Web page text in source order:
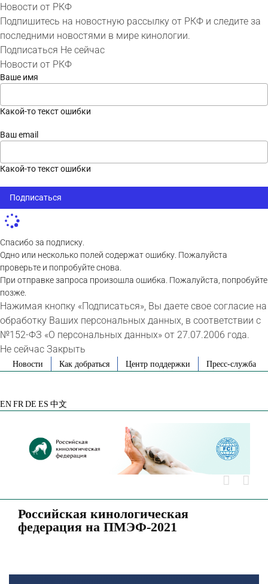
Новости от РКФ
Подпишитесь на новостную рассылку от РКФ и следите за
последними новостями в мире кинологии.
Подписаться Не сейчас
Новости от РКФ
Ваше имя
Какой-то текст ошибки
Ваш email
Какой-то текст ошибки
Подписаться
Спасибо за подписку.
Одно или несколько полей содержат ошибку. Пожалуйста
проверьте и попробуйте снова.
При отправке запроса произошла ошибка. Пожалуйста, попробуйте
позже.
Нажимая кнопку «Подписаться», Вы даете свое согласие на
обработку Ваших персональных данных, в соответствии с
№152-ФЗ «О персональных данных» от 27.07.2006 года.
Не сейчас Закрыть
SkipНовости Как добраться Центр поддержки Пресс-служба
EN FR DE ES 中文
Российская кинологическая
федерация на ПМЭФ-2021